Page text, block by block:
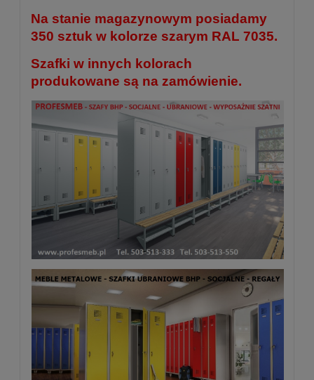
Na stanie magazynowym posiadamy
350 sztuk w kolorze szarym RAL 7035.
Szafki w innych kolorach
produkowane są na zamówienie.